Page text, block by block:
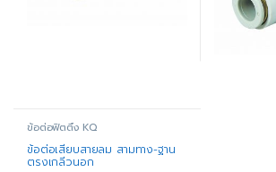
ข้อต่อฟิตติ้ง KQ
ข้อต่อเสียบสายลม สามทาง-ฐาน
ตรงเกลีวนอก